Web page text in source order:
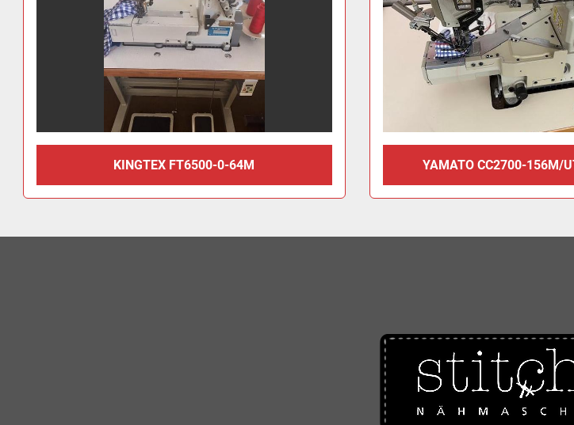
KINGTEX FT6500-0-64M YAMATO CC2700-156M/